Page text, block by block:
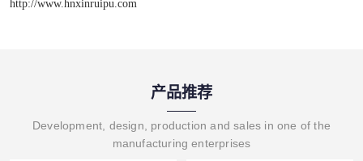
http://www.hnxinruipu.com
产品推荐
Development, design, production and sales in one of the
manufacturing enterprises